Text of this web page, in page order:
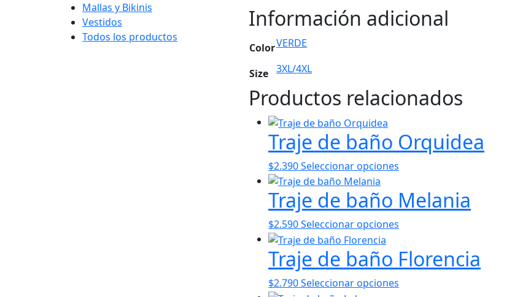
Mallas y Bikinis
Vestidos
Todos los productos
Información adicional
ColorVERDE
Size 3XL/4XL
Productos relacionados
Traje de baño Orquidea
$2.390Seleccionar opciones
Traje de baño Melania
$2.590Seleccionar opciones
Traje de baño Florencia
$2.790Seleccionar opciones